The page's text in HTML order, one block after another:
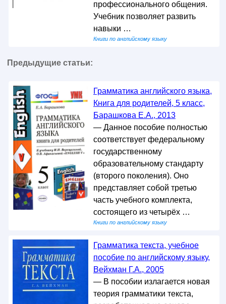
профессионального общения.
Учебник позволяет развить
навыки …
Книги по английскому языку
Предыдущие статьи:
Грамматика английского языка,
Книга для родителей, 5 класс,
Барашкова Е.А., 2013
— Данное пособие полностью
соответствует федеральному
государственному
образовательному стандарту
(второго поколения). Оно
представляет собой третью
часть учебного комплекта,
состоящего из четырёх …
Книги по английскому языку
Грамматика текста, учебное
пособие по английскому языку,
Вейхман Г.А., 2005
— В пособии излагается новая
теория грамматики текста,